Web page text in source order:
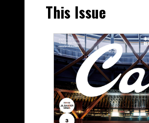
This Issue